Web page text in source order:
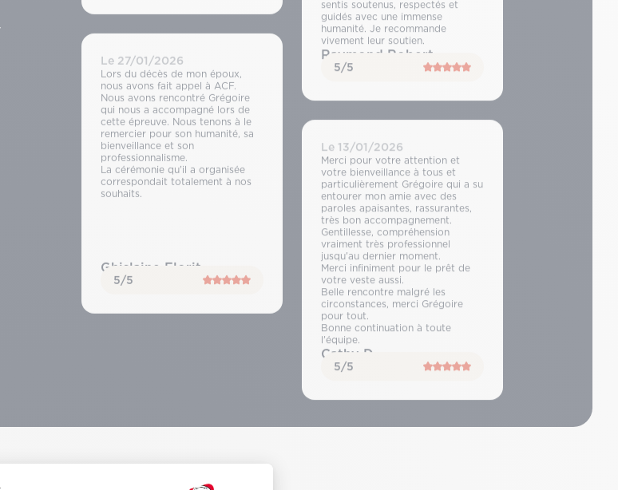
sentis soutenus, respectés et
guidés avec une immense
humanité. Je recommande
vivement leur soutien.
Raymond Robert
5/5
Le 27/01/2026
Lors du décès de mon époux,
nous avons fait appel à ACF.
Nous avons rencontré Grégoire
qui nous a accompagné lors de
cette épreuve. Nous tenons à le
remercier pour son humanité, sa
bienveillance et son
professionnalisme.
La cérémonie qu’il a organisée
correspondait totalement à nos
souhaits.
Ghislaine Florit
5/5
Le 13/01/2026
Merci pour votre attention et
votre bienveillance à tous et
particulièrement Grégoire qui a su
entourer mon amie avec des
paroles apaisantes, rassurantes,
très bon accompagnement.
Gentillesse, compréhension
vraiment très professionnel
jusqu’au dernier moment.
Merci infiniment pour le prêt de
votre veste aussi.
Belle rencontre malgré les
circonstances, merci Grégoire
pour tout.
Bonne continuation à toute
l’équipe.
Cathy D
5/5